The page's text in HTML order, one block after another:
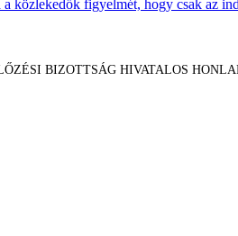
figyelmét, hogy csak az
BIZOTTSÁG HIVATALOS